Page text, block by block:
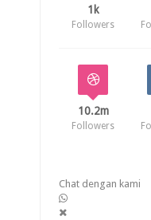
1k
Followers
10.2m
Followers
Chat dengan kami